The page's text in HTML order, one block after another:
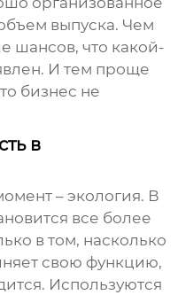
выпуска. Чем
шансов, что какой-
И тем проще
бизнес не
в
– экология. В
все более
в том, насколько
свою функцию,
Используются